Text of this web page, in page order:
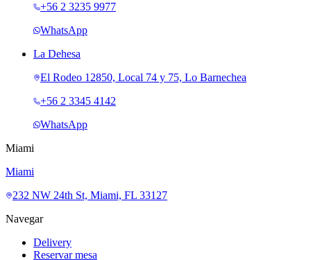
+56 2 3235 9977
WhatsApp
La Dehesa
El Rodeo 12850, Local 74 y 75, Lo Barnechea
+56 2 3345 4142
WhatsApp
Miami
Miami
232 NW 24th St, Miami, FL 33127
Navegar
Delivery
Reservar mesa